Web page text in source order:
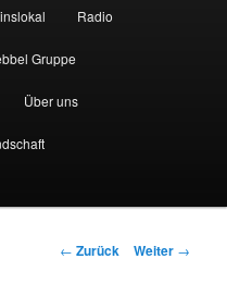
Radio
Gruppe
Über uns
Beitragsnavigation
← Zurück Weiter →